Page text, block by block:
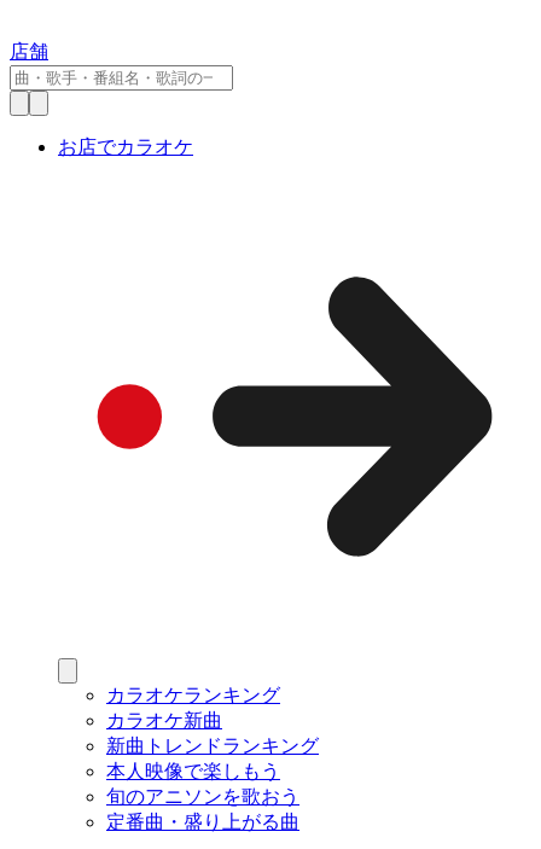
店舗
お店でカラオケ
カラオケランキング
カラオケ新曲
新曲トレンドランキング
本人映像で楽しもう
旬のアニソンを歌おう
定番曲・盛り上がる曲